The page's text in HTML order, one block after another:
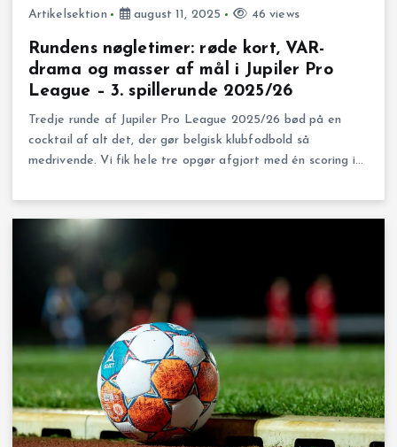
Artikelsektion august 11, 2025 46 views
Rundens nøgletimer: røde kort, VAR-
drama og masser af mål i Jupiler Pro
League – 3. spillerunde 2025/26
Tredje runde af Jupiler Pro League 2025/26 bød på en
cocktail af alt det, der gør belgisk klubfodbold så
medrivende. Vi fik hele tre opgør afgjort med én scoring i…